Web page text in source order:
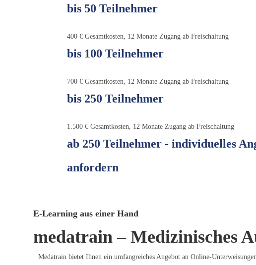
bis 50 Teilnehmer
400 € Gesamtkosten, 12 Monate Zugang ab Freischaltung
bis 100 Teilnehmer
700 € Gesamtkosten, 12 Monate Zugang ab Freischaltung
bis 250 Teilnehmer
1.500 € Gesamtkosten, 12 Monate Zugang ab Freischaltung
ab 250 Teilnehmer - individuelles
anfordern
E-Learning aus einer Hand
medatrain – Medizinisches
Medatrain bietet Ihnen ein umfangreiches Angebot an Online-